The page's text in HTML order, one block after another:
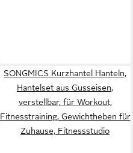
SONGMICS Kurzhantel Hanteln,
Hantelset aus Gusseisen,
verstellbar, für Workout,
Fitnesstraining, Gewichtheben für
Zuhause, Fitnessstudio